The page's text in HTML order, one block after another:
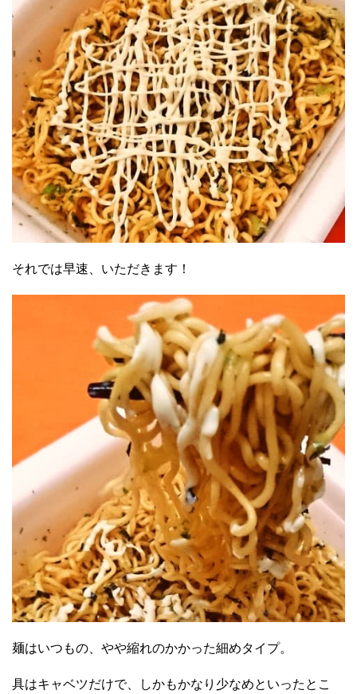
それでは早速、いただきます！
麺はいつもの、やや縮れのかかった細めタイプ。
具はキャベツだけで、しかもかなり少なめといったとこ